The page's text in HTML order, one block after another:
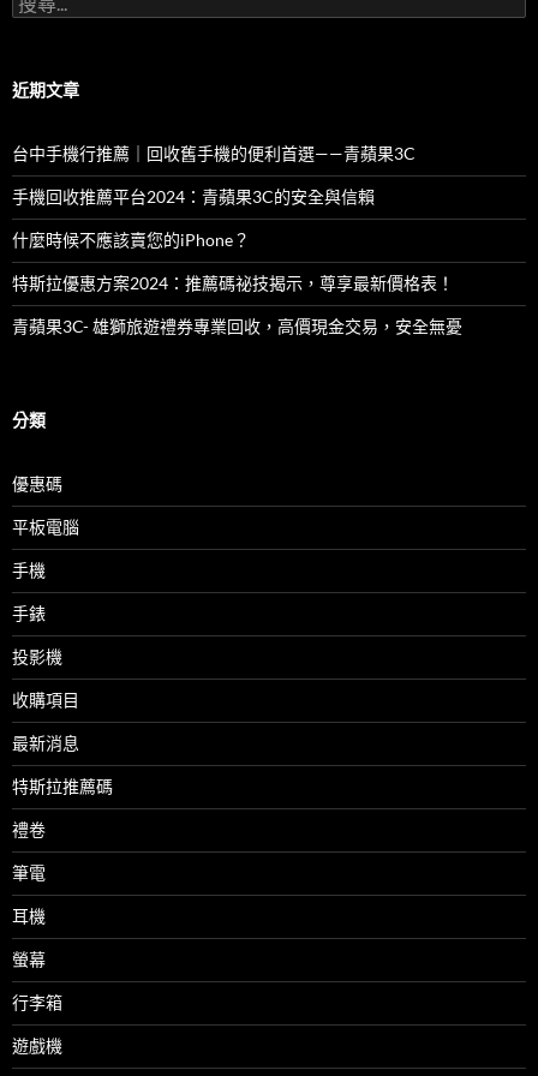
尋
字:
近期文章
台中手機行推薦｜回收舊手機的便利首選——青蘋果3C
手機回收推薦平台2024：青蘋果3C的安全與信賴
什麼時候不應該賣您的iPhone？
特斯拉優惠方案2024：推薦碼祕技揭示，尊享最新價格表！
青蘋果3C- 雄獅旅遊禮券專業回收，高價現金交易，安全無憂
分類
優惠碼
平板電腦
手機
手錶
投影機
收購項目
最新消息
特斯拉推薦碼
禮卷
筆電
耳機
螢幕
行李箱
遊戲機